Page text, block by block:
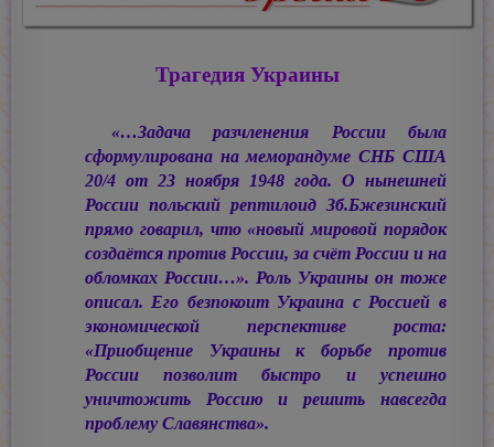
Трагедия Украины
«…Задача разчленения России была
сформулирована на меморандуме СНБ США
20/4 от 23 ноября 1948 года. О нынешней
России польский рептилоид Зб.Бжезинский
прямо говарил, что «новый мировой порядок
создаётся против России, за счёт России и на
обломках России…». Роль Украины он тоже
описал. Его безпокоит Украина с Россией в
экономической перспективе роста:
«Приобщение Украины к борьбе против
России позволит быстро и успешно
уничтожить Россию и решить навсегда
проблему Славянства».